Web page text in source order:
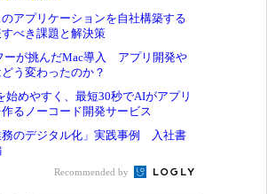
アプリケーションを自社構築する
すべき課題と解決策
ーが挑んだMac導入 アプリ開発や
う変わったのか？
始めやすく、最短30秒でAIがアプリ
るノーコード開発サービス
務のデジタル化」実践事例 入社書
Recommended by